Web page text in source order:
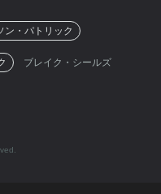
ン・パトリック
ブレイク・シールズ